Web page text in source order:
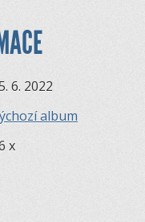
6. 2022
album
x